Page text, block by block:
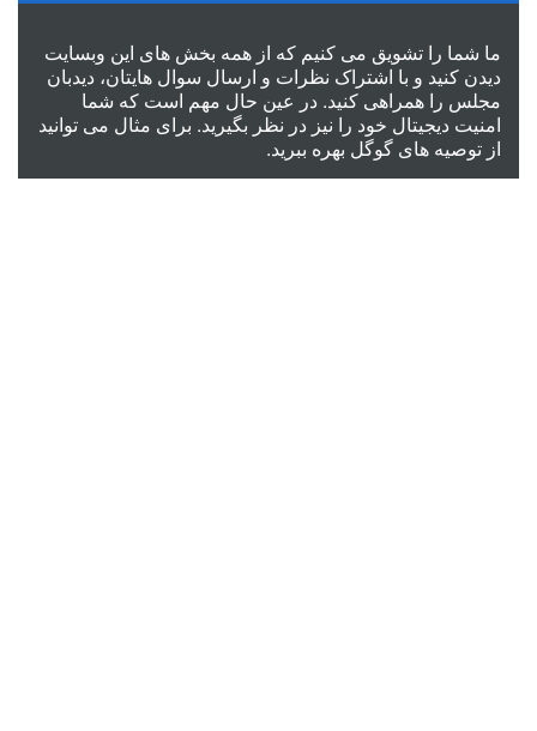
ما شما را تشویق می کنیم که از همه بخش های این وبسایت
دیدن کنید و با اشتراک نظرات و ارسال سوال هایتان، دیدبان
مجلس را همراهی کنید. در عین حال مهم است که شما
امنیت دیجیتال خود را نیز در نظر بگیرید. برای مثال می توانید
از توصیه های گوگل بهره ببرید.